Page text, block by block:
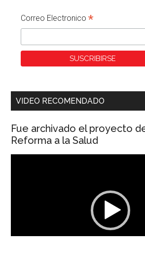
Correo Electronico*
VIDEO RECOMENDADO
Fue archivado el proyecto
Reforma a la Salud